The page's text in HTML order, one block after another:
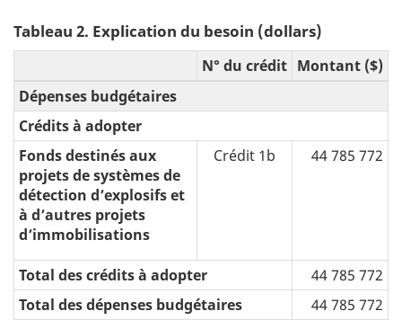
Tableau 2. Explication du besoin (dollars)
N° du crédit Montant ($)
Dépenses budgétaires
Crédits à adopter
Fonds destinés aux
projets de systèmes de
détection d’explosifs et
à d’autres projets
d’immobilisations
Crédit 1b 44 785 772
Total des crédits à adopter
44 785 772
Total des dépenses budgétaires
44 785 772